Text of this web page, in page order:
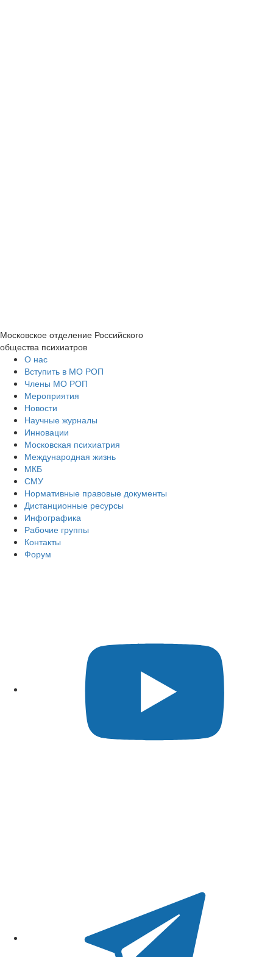
Московское отделение Российского
общества психиатров
О нас
Вступить в МО РОП
Члены МО РОП
Мероприятия
Новости
Научные журналы
Инновации
Московская психиатрия
Международная жизнь
МКБ
СМУ
Нормативные правовые документы
Дистанционные ресурсы
Инфографика
Рабочие группы
Контакты
Форум